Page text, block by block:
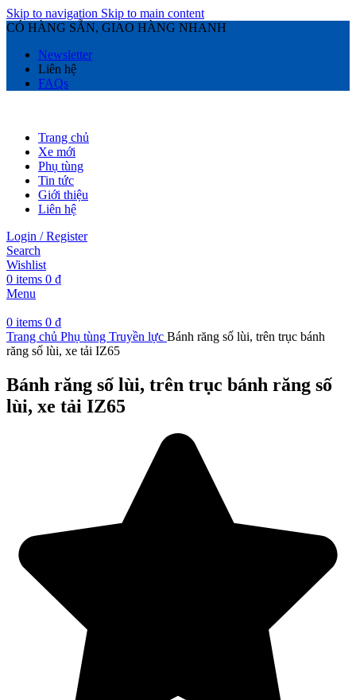
Skip to navigation Skip to main content
CÓ HÀNG SẴN, GIAO HÀNG NHANH
Newsletter
Liên hệ
FAQs
Trang chủ
Xe mới
Phụ tùng
Tin tức
Giới thiệu
Liên hệ
Login / Register
Search
Wishlist
0 items 0 ₫
Menu
0 items 0 ₫
Trang chủ Phụ tùng Truyền lực Bánh răng số lùi, trên trục bánh
răng số lùi, xe tải IZ65
Bánh răng số lùi, trên trục bánh răng số
lùi, xe tải IZ65